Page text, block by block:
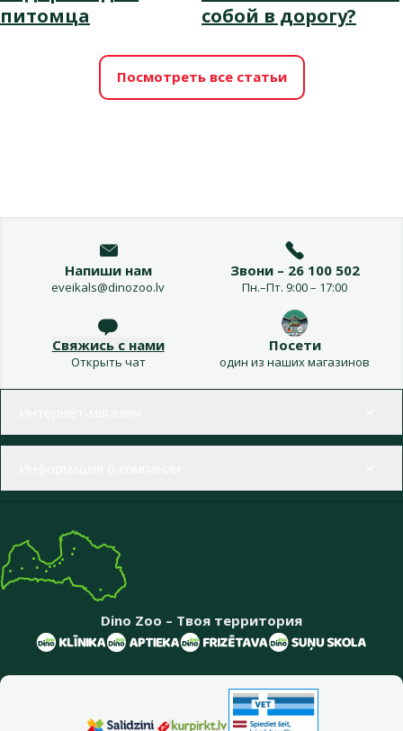
питомца
собой в дорогу?
Посмотреть все статьи
Напиши нам
eveikals@dinozoo.lv
Звони – 26 100 502
Пн.–Пт. 9:00 – 17:00
Свяжись с нами
Открыть чат
Посети
один из наших магазинов
Dino Zoo – Твоя территория